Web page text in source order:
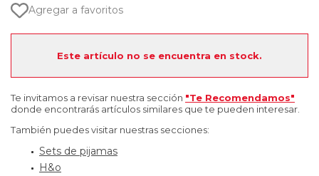
Agregar a favoritos
Este artículo no se encuentra en stock.
Te invitamos a revisar nuestra sección "Te Recomendamos"
donde encontrarás artículos similares que te pueden interesar.
También puedes visitar nuestras secciones:
Sets de pijamas
H&o